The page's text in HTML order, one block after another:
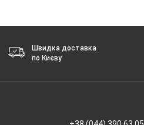
Швидка доставка
по Києву